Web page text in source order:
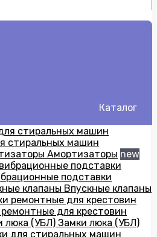
Каталог
стиральных машин
Амортизаторы new
подставки
Впускные клапаны
для крестовин
Замки люка (УБЛ)